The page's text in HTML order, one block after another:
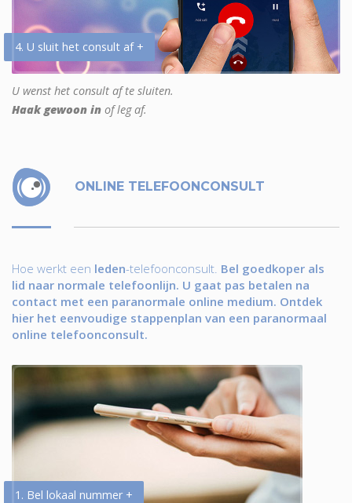
4. U sluit het consult af +
U wenst het consult af te sluiten.
Haak gewoon in of leg af.
ONLINE TELEFOONCONSULT
Hoe werkt een leden-telefoonconsult. Bel goedkoper als
lid naar normale telefoonlijn. U gaat pas betalen na
contact met een paranormale online medium. Ontdek
hier het eenvoudige stappenplan van een paranormaal
online telefoonconsult.
1. Bel lokaal nummer +